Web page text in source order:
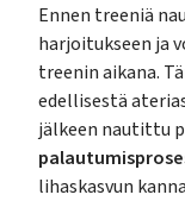
Ennen treeniä
harjoitukseen ja
treenin aikana.
edellisestä
jälkeen nautittu
lihaskasvun